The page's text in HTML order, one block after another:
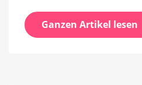
Ganzen Artikel lesen